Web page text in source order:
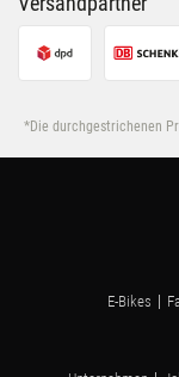
*Die durchgestrichenen
E-Bikes